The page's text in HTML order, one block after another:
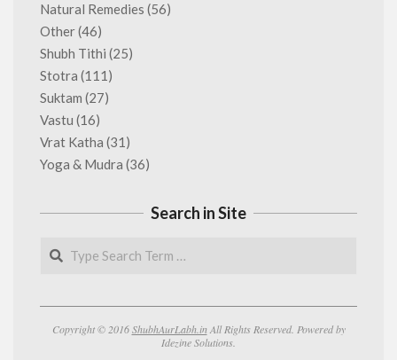
Natural Remedies (56)
Other(46)
Shubh Tithi (25)
Stotra (111)
Suktam (27)
Vastu (16)
Vrat Katha (31)
Yoga & Mudra (36)
Search in Site
Search
Copyright © 2016ShubhAurLabh.in All Rights Reserved. Powered by
Idezine Solutions.